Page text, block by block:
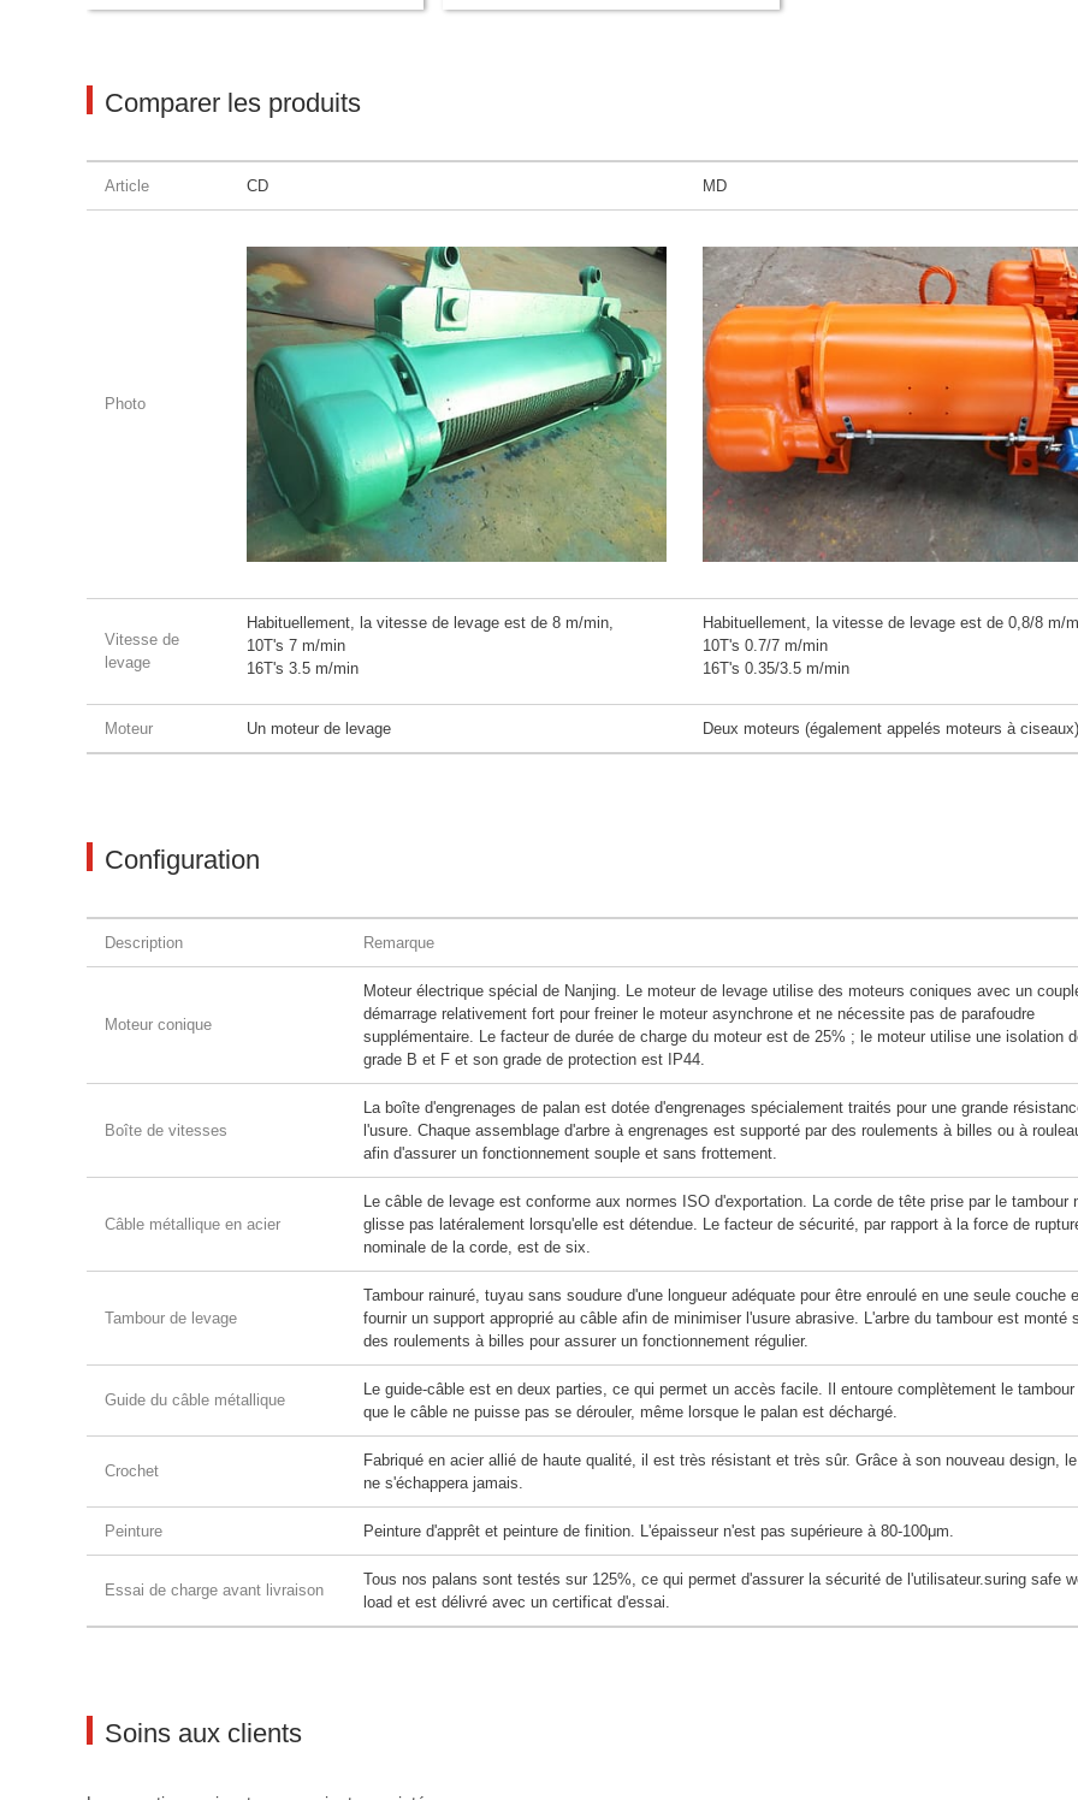
Comparer les produits
Article CD MD
Photo
Vitesse de
levage
Habituellement, la vitesse de levage est de 8 m/min,
10T's 7 m/min
16T's 3.5 m/min
Habituellement, la vitesse de levage est de 0,8/8 m/
10T's 0.7/7 m/min
16T's 0.35/3.5 m/min
Moteur Un moteur de levage Deux moteurs (également appelés moteurs à ciseaux)
Configuration
Description Remarque
Moteur conique
Moteur électrique spécial de Nanjing. Le moteur de levage utilise des moteurs coniques avec un
démarrage relativement fort pour freiner le moteur asynchrone et ne nécessite pas de parafoudre
supplémentaire. Le facteur de durée de charge du moteur est de 25% ; le moteur utilise une isolation
grade B et F et son grade de protection est IP44.
Boîte de vitesses
La boîte d'engrenages de palan est dotée d'engrenages spécialement traités pour une grande
l'usure. Chaque assemblage d'arbre à engrenages est supporté par des roulements à billes ou à
afin d'assurer un fonctionnement souple et sans frottement.
Câble métallique en acier
Le câble de levage est conforme aux normes ISO d'exportation. La corde de tête prise par le tambour
glisse pas latéralement lorsqu'elle est détendue. Le facteur de sécurité, par rapport à la force de
nominale de la corde, est de six.
Tambour de levage
Tambour rainuré, tuyau sans soudure d'une longueur adéquate pour être enroulé en une seule couche
fournir un support approprié au câble afin de minimiser l'usure abrasive. L'arbre du tambour est monté
des roulements à billes pour assurer un fonctionnement régulier.
Guide du câble métallique
Le guide-câble est en deux parties, ce qui permet un accès facile. Il entoure complètement le tambour
que le câble ne puisse pas se dérouler, même lorsque le palan est déchargé.
Crochet
Fabriqué en acier allié de haute qualité, il est très résistant et très sûr. Grâce à son nouveau design,
ne s'échappera jamais.
Peinture Peinture d'apprêt et peinture de finition. L'épaisseur n'est pas supérieure à 80-100μm.
Essai de charge avant livraison
Tous nos palans sont testés sur 125%, ce qui permet d'assurer la sécurité de l'utilisateur.suring safe
load et est délivré avec un certificat d'essai.
Soins aux clients